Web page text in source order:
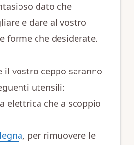
dato che
e dare al vostro
forme che desiderate.
il vostro ceppo saranno
utensili:
elettrica che a scoppio
, per rimuovere le